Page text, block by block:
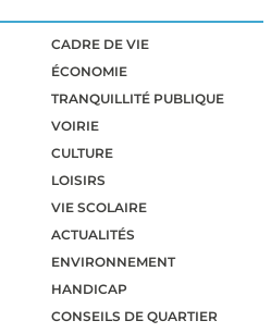
CADRE DE VIE
ÉCONOMIE
TRANQUILLITÉ PUBLIQUE
VOIRIE
CULTURE
LOISIRS
VIE SCOLAIRE
ACTUALITÉS
ENVIRONNEMENT
HANDICAP
CONSEILS DE QUARTIER